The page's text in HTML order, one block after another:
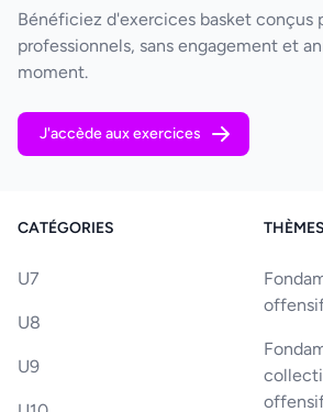
Bénéficiez d'exercices basket conçus
professionnels, sans engagement et
moment.
J'accède aux exercices
CATÉGORIES
U7
U8
U9
THÈMES